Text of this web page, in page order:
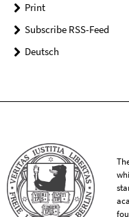
Print
Subscribe RSS-Feed
Deutsch